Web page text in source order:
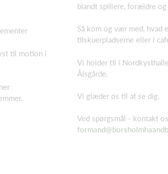
til motion i
blandt spillere, forældre og
Så kom og vær med, hvad
tilskuerpladserne eller i
Vi holder til i
Ålsgårde.
Vi glæder os til at se dig.
Ved spørgsmål - kontakt